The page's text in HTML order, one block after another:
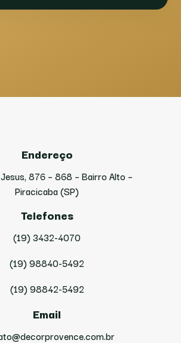
Endereço
876 – 868 – Bairro Alto –
Piracicaba (SP)
Telefones
(19) 3432-4070
(19) 98840-5492
(19) 98842-5492
Email